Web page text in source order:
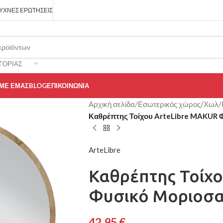
ΕΡΩΤΉΣΕΙΣ
ΕΜΆΣBLOGΕΠΙΚΟΙΝΩΝΊΑ
Αρχική σελίδα/Εσωτερικός χώρος/Χωλ/
Καθρέπτης Τοίχου ArteLibre MAKUR
ArteLibre
Καθρέπτης
Φυσικό